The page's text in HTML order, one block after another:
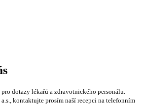
dotazy lékařů a zdravotnického personálu.
kontaktujte prosím naší recepci na telefonním